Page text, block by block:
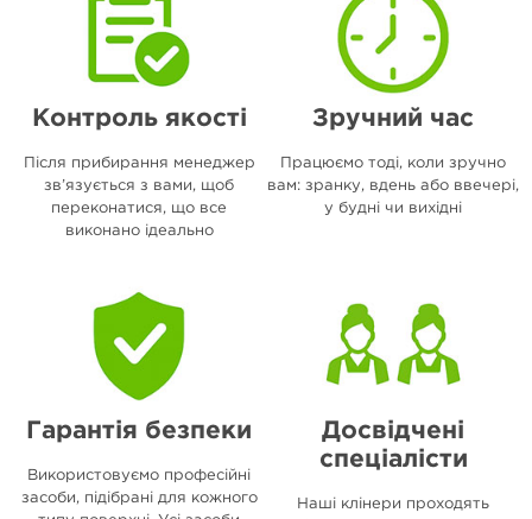
Контроль якості
Після прибирання менеджер
зв’язується з вами, щоб
переконатися, що все
виконано ідеально
Зручний час
Працюємо тоді, коли зручно
вам: зранку, вдень або ввечері,
у будні чи вихідні
Гарантія безпеки
Використовуємо професійні
засоби, підібрані для кожного
Досвідчені
спеціалісти
Наші клінери проходять